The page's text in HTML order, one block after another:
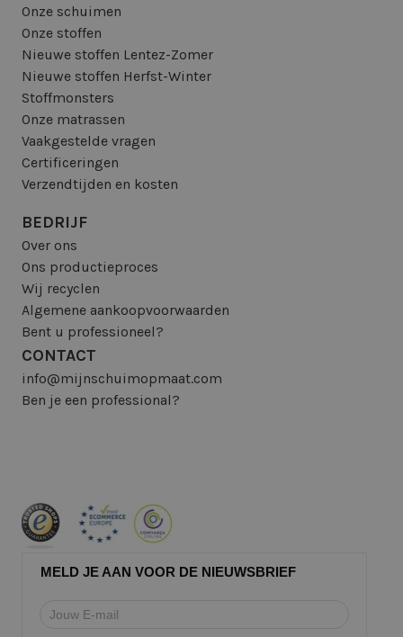
Onze schuimen
Onze stoffen
Nieuwe stoffen Lentez-Zomer
Nieuwe stoffen Herfst-Winter
Stoffmonsters
Onze matrassen
Vaakgestelde vragen
Certificeringen
Verzendtijden en kosten
BEDRIJF
Over ons
Ons productieproces
Wij recyclen
Algemene aankoopvoorwaarden
Bent u professioneel?
CONTACT
info@mijnschuimopmaat.com
Ben je een professional?
MELD JE AAN VOOR DE NIEUWSBRIEF